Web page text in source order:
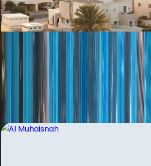
Al Mizhar
بررسی منطقه